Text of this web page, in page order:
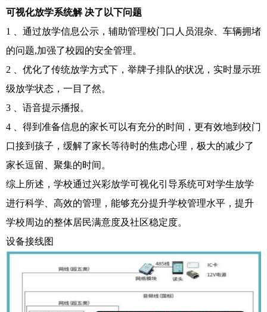
可视化放学系统解 决了 以下问题
1 、通过放学信息公示，辅助管理校门口人员混杂、车辆拥堵
的问题,加强了校园的安全管理。
2 、优化了传统放学方式下，举牌子排队的状况，实时显示班
级放学状态，一目了然。
3 、语音提示播报。
4 、得到准备信息的家长可以有充分的时间，更有效地到校门
口接到孩子，缓解了家长等待时的焦虑心理，极大的减少了
家长逗留、聚集的时间。
综上所述，学校通过兴彩放学可视化引导系统可对学生放学
进行科学、高效的管理，能够充分提升学校管理水平，提升
学校周边的整体居民满意度及社区稳定度。
设备接线图